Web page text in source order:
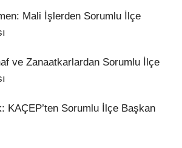
Mali İşlerden Sorumlu İlçe
ve Zanaatkarlardan Sorumlu İlçe
KAÇEP’ten Sorumlu İlçe Başkan